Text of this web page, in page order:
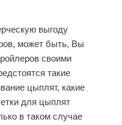
выгоду
может быть, Вы
своими
такие
цыплят, какие
для цыплят
в таком случае